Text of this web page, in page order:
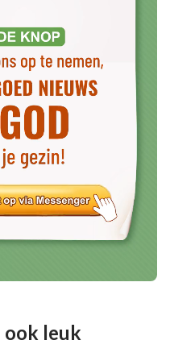
van de mensen waren
de mens naar een
het werk van
de mens in een
die zich aan
zal een hogere
zegen ontvangen.
en de waarheid, de
”
van God leren dat de
uitvoerde, waardoor
en vervloeking
redding van de Heer
ook leuk